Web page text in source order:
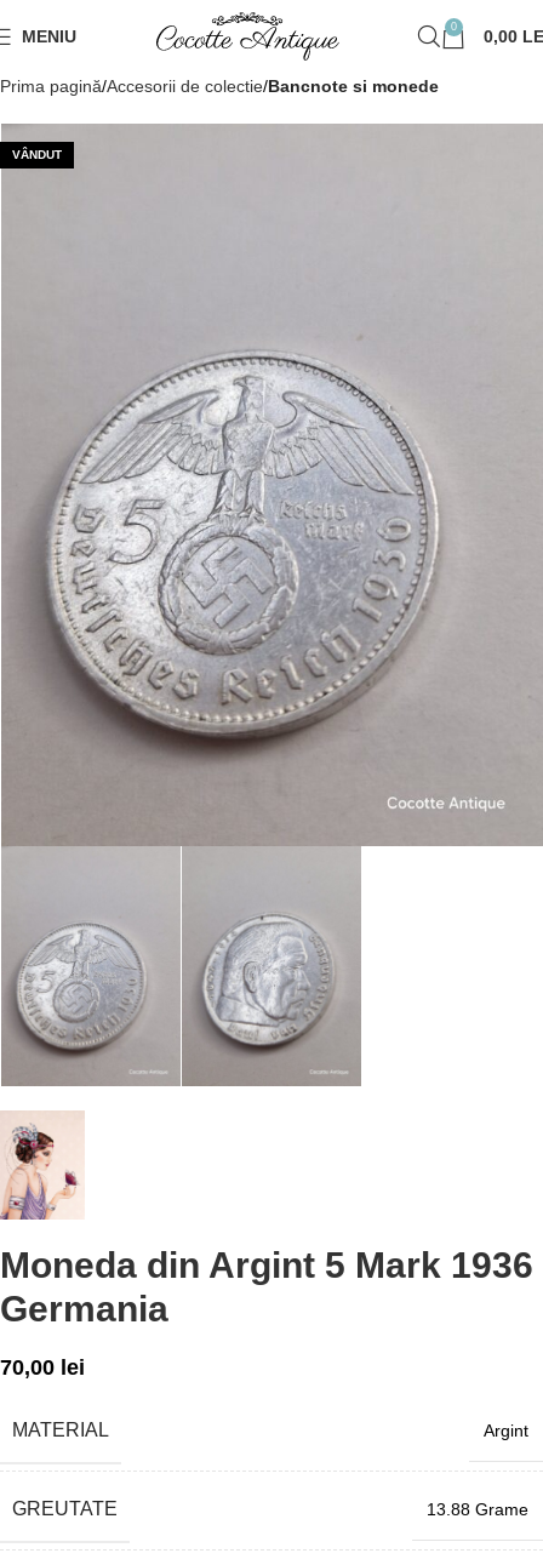
MENIU 0 0,00
Prima pagină Accesorii de colectie Bancnote si monede
VÂNDUT
Moneda din Argint 5 Mark 1936
Germania
70,00 lei
MATERIAL Argint
GREUTATE 13.88 Grame